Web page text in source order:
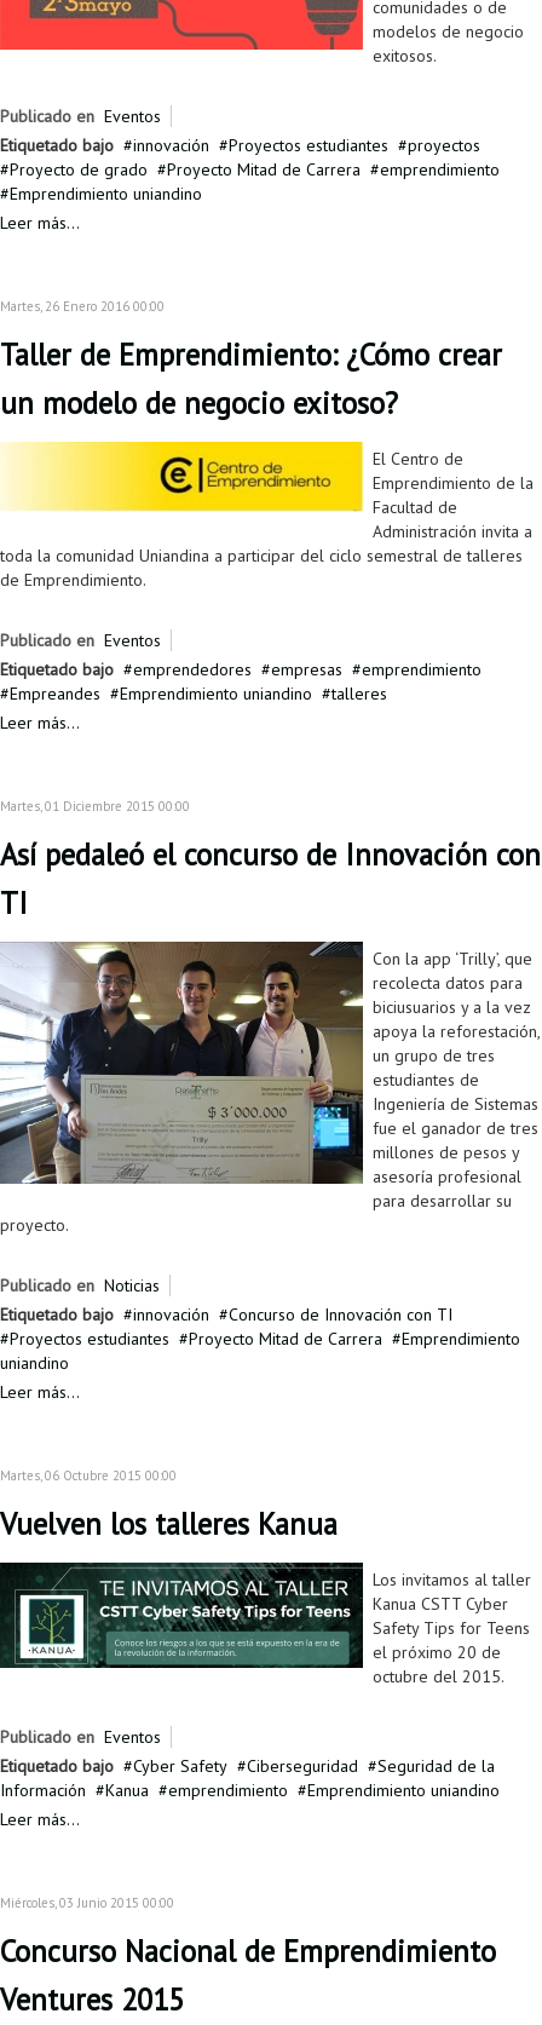
comunidades o de
modelos de negocio
exitosos.
Publicado en Eventos
Etiquetado bajo
innovación Proyectos estudiantes
proyectos
Proyecto de grado
Proyecto Mitad de Carrera
emprendimiento
Emprendimiento uniandino
Leer más...
Martes, 26 Enero 2016 00:00
Taller de Emprendimiento: ¿Cómo crear
un modelo de negocio exitoso?
El Centro de
Emprendimiento de la
Facultad de
Administración invita a
toda la comunidad Uniandina a participar del ciclo semestral de talleres
de Emprendimiento.
Publicado en Eventos
Etiquetado bajo
emprendedores empresas
emprendimiento
Empreandes
Emprendimiento uniandino
talleres
Leer más...
Martes, 01 Diciembre 2015 00:00
Así pedaleó el concurso de Innovación con
TI
Con la app ‘Trilly’, que
recolecta datos para
biciusuarios y a la vez
apoya la reforestación,
un grupo de tres
estudiantes de
Ingeniería de Sistemas
fue el ganador de tres
millones de pesos y
asesoría profesional
para desarrollar su
proyecto.
Publicado en Noticias
Etiquetado bajo
innovación
Concurso de Innovación con TI
Proyectos estudiantes
Proyecto Mitad de Carrera
Emprendimiento
uniandino
Leer más...
Martes, 06 Octubre 2015 00:00
Vuelven los talleres Kanua
Los invitamos al taller
Kanua CSTT Cyber
Safety Tips for Teens
el próximo 20 de
octubre del 2015.
Publicado en Eventos
Etiquetado bajo
Cyber Safety Ciberseguridad
Seguridad de la
Información
Kanua emprendimiento
Emprendimiento uniandino
Leer más...
Miércoles, 03 Junio 2015 00:00
Concurso Nacional de Emprendimiento
Ventures 2015